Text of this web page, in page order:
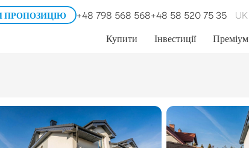
ПРОПОЗИЦІЮ +48 798 568 568+48 58 520 75 35 UK
Купити Інвестиції Преміум